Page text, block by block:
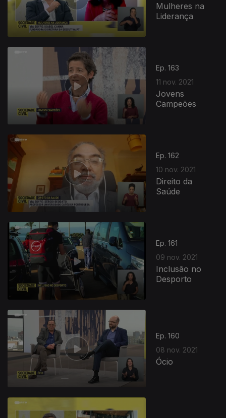
Mulheres na
Liderança
Ep. 163
11 nov. 2021
Jovens
Campeões
Ep. 162
10 nov. 2021
Direito da
Saúde
Ep. 161
09 nov. 2021
Inclusão no
Desporto
Ep. 160
08 nov. 2021
Ócio